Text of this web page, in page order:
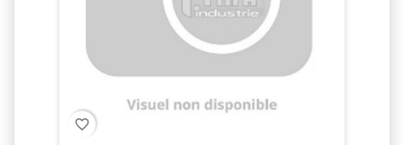
favorite_border